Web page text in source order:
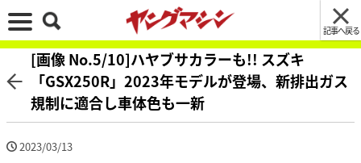
記事へ戻る
[画像 No.5/10]ハヤブサカラーも!! スズキ
「GSX250R」2023年モデルが登場、新排出ガス
規制に適合し車体色も一新
2023/03/13